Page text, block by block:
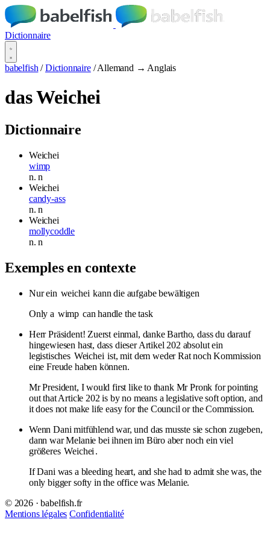
Dictionnaire
babelfish / Dictionnaire / Allemand → Anglais
das Weichei
Dictionnaire
Weichei
wimp
n.n
Weichei
candy-ass
n.n
Weichei
mollycoddle
n.n
Exemples en contexte
Nur ein weichei kann die aufgabe bewältigen
Only a wimp can handle the task
Herr Präsident! Zuerst einmal, danke Bartho, dass du darauf
hingewiesen hast, dass dieser Artikel 202 absolut ein
legistisches Weichei ist, mit dem weder Rat noch Kommission
eine Freude haben können.
Mr President, I would first like to thank Mr Pronk for pointing
out that Article 202 is by no means a legislative soft option, and
it does not make life easy for the Council or the Commission.
Wenn Dani mitfühlend war, und das musste sie schon zugeben,
dann war Melanie bei ihnen im Büro aber noch ein viel
größeres Weichei .
If Dani was a bleeding heart, and she had to admit she was, the
only bigger softy in the office was Melanie.
© 2026 · babelfish.fr
Mentions légales Confidentialité